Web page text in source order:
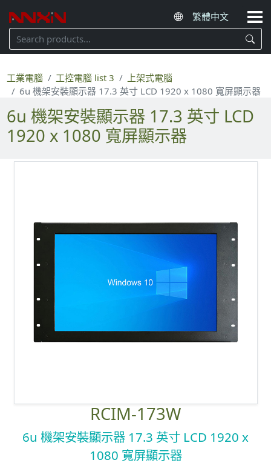
工業電腦 工控電腦 list 3
上架式電腦
6u 機架安裝顯示器 17.3 英寸 LCD 1920 x 1080 寬屏顯示器
6u 機架安裝顯示器 17.3 英寸 LCD
1920 x 1080 寬屏顯示器
RCIM-173W
6u 機架安裝顯示器 17.3 英寸 LCD 1920 x
1080 寬屏顯示器